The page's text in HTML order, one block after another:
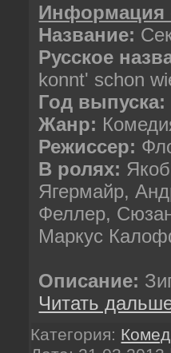
Название:
Русское
konnt' schon
Год выпуска:
Жанр:
Режиссер:
В ролях:
Ягермайр,
Феллер,
Маркус
Описание:
Читать
Категория: